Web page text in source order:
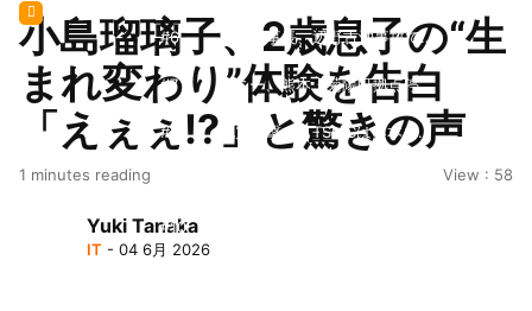
由に
月1日付人事異動を発表
#6 榛葉幹事長、辺野古沖事故で
「地元メディアの報道不足」指摘 那覇
訪問中
#7 ソニー、熊本・菊陽町拠点停
止 復旧見通し立たず 半導体集積地に
#8 地震直撃でもTSMCは熊本を見
出される ギリシャ発航空機が緊急着陸
#10
小島瑠璃子、2歳息子の“生
まれ変わり”体験を告白
「えぇぇ!?」と驚きの声
1 minutes reading View : 58
Yuki Tanaka
IT - 04 6月 2026